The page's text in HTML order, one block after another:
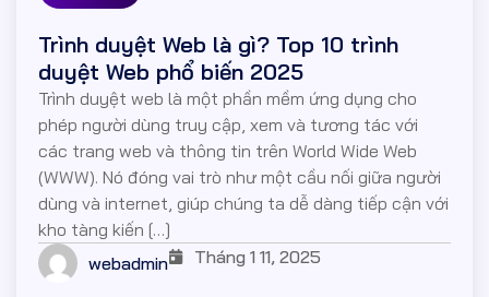
Trình duyệt Web là gì? Top 10 trình
duyệt Web phổ biến 2025
Trình duyệt web là một phần mềm ứng dụng cho
phép người dùng truy cập, xem và tương tác với
các trang web và thông tin trên World Wide Web
(WWW). Nó đóng vai trò như một cầu nối giữa người
dùng và internet, giúp chúng ta dễ dàng tiếp cận với
kho tàng kiến […]
webadmin
Tháng 1 11, 2025